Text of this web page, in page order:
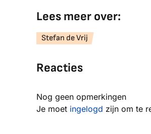
Lees meer over:
Stefan de Vrij
Reacties
Nog geen opmerkingen
Je moet ingelogd zijn om te